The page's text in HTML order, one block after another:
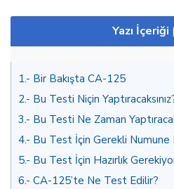
Yazı İçeriği
1. Bir Bakışta CA-125
2. Bu Testi Niçin
3. Bu Testi Ne Zaman
4. Bu Test İçin Gerekli Numune
5. Bu Test İçin Hazırlık
6. CA-125’te Ne Test Edilir?